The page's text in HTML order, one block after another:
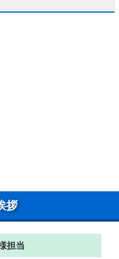
拶
担当